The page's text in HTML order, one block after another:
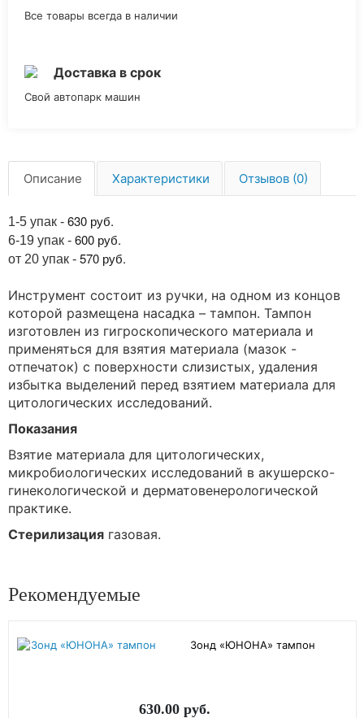
Все товары всегда в наличии
Доставка в срок
Свой автопарк машин
Описание Характеристики Отзывов (0)
1-5 упак - 630 руб.
6-19 упак - 600 руб.
от 20 упак - 570 руб.
Инструмент состоит из ручки, на одном из концов
которой размещена насадка – тампон. Тампон
изготовлен из гигроскопического материала и
применяться для взятия материала (мазок -
отпечаток) с поверхности слизистых, удаления
избытка выделений перед взятием материала для
цитологических исследований.
Показания
Взятие материала для цитологических,
микробиологических исследований в акушерско-
гинекологической и дерматовенерологической
практике.
Стерилизация газовая.
Рекомендуемые
Зонд «ЮНОНА» тампон
630.00 руб.